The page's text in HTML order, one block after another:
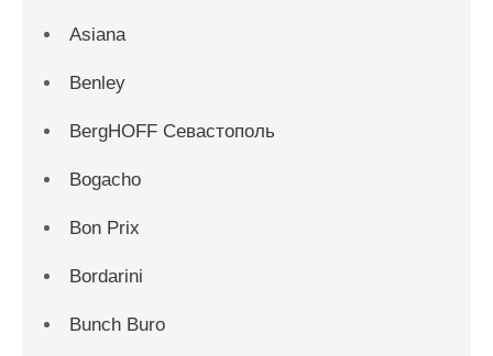
Asiana
Benley
BergHOFF Севастополь
Bogacho
Bon Prix
Bordarini
Bunch Buro